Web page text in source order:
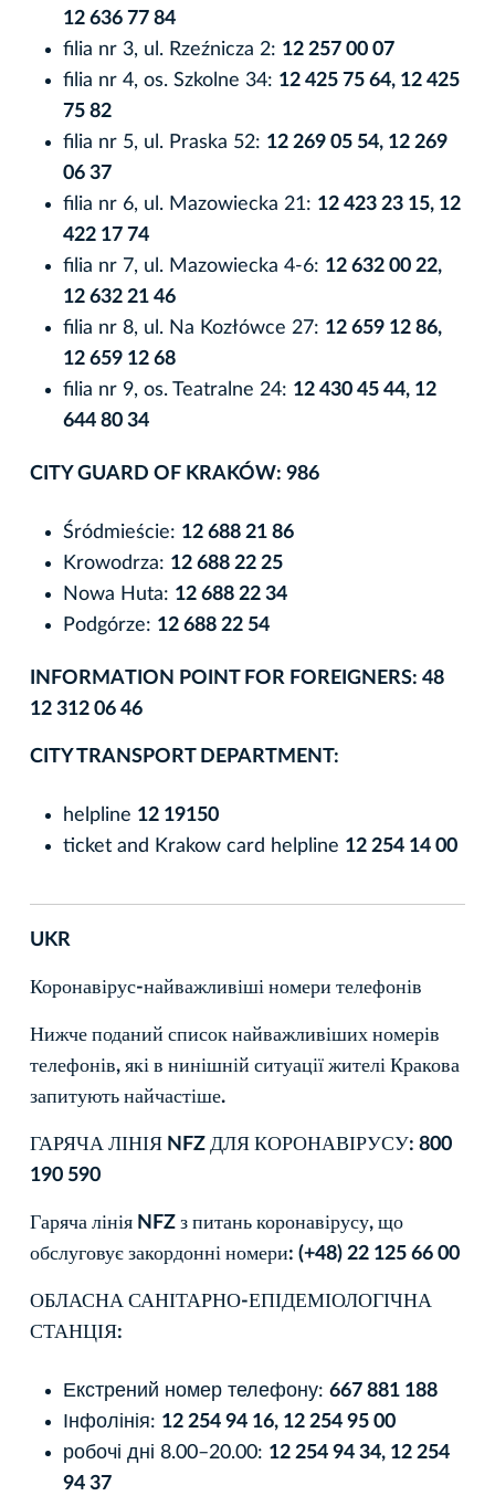
12 636 77 84
filia nr 3, ul. Rzeźnicza 2: 12 257 00 07
filia nr 4, os. Szkolne 34: 12 425 75 64, 12 425
75 82
filia nr 5, ul. Praska 52: 12 269 05 54, 12 269
06 37
filia nr 6, ul. Mazowiecka 21: 12 423 23 15, 12
422 17 74
filia nr 7, ul. Mazowiecka 4-6: 12 632 00 22,
12 632 21 46
filia nr 8, ul. Na Kozłówce 27: 12 659 12 86,
12 659 12 68
filia nr 9, os. Teatralne 24: 12 430 45 44, 12
644 80 34
CITY GUARD OF KRAKÓW: 986
Śródmieście: 12 688 21 86
Krowodrza: 12 688 22 25
Nowa Huta: 12 688 22 34
Podgórze: 12 688 22 54
INFORMATION POINT FOR FOREIGNERS: 48
12 312 06 46
CITY TRANSPORT DEPARTMENT:
helpline 12 19150
ticket and Krakow card helpline 12 254 14 00
UKR
Коронавірус-найважливіші номери телефонів
Нижче поданий список найважливіших номерів
телефонів, які в нинішній ситуації жителі Кракова
запитують найчастіше.
ГАРЯЧА ЛІНІЯ NFZ ДЛЯ КОРОНАВІРУСУ: 800
190 590
Гаряча лінія NFZ з питань коронавірусу, що
обслуговує закордонні номери: (+48) 22 125 66 00
ОБЛАСНА САНІТАРНО-ЕПІДЕМІОЛОГІЧНА
СТАНЦІЯ:
Екстрений номер телефону: 667 881 188
Інфолінія: 12 254 94 16, 12 254 95 00
робочі дні 8.00–20.00: 12 254 94 34, 12 254
94 37